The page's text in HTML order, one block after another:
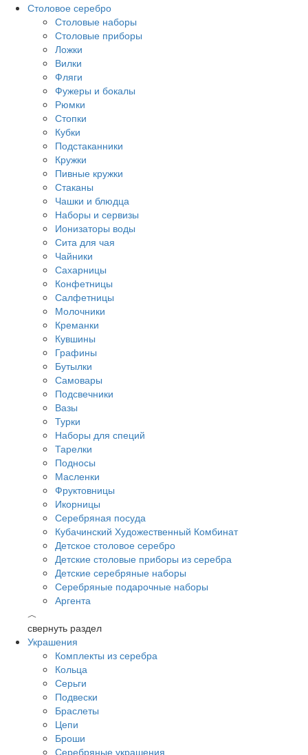
Столовое серебро
Столовые наборы
Столовые приборы
Ложки
Вилки
Фляги
Фужеры и бокалы
Рюмки
Стопки
Кубки
Подстаканники
Кружки
Пивные кружки
Стаканы
Чашки и блюдца
Наборы и сервизы
Ионизаторы воды
Сита для чая
Чайники
Сахарницы
Конфетницы
Салфетницы
Молочники
Креманки
Кувшины
Графины
Бутылки
Самовары
Подсвечники
Вазы
Турки
Наборы для специй
Тарелки
Подносы
Масленки
Фруктовницы
Икорницы
Серебряная посуда
Кубачинский Художественный Комбинат
Детское столовое серебро
Детские столовые приборы из серебра
Детские серебряные наборы
Серебряные подарочные наборы
Аргента
︿
свернуть раздел
Украшения
Комплекты из серебра
Кольца
Серьги
Подвески
Браслеты
Цепи
Броши
Серебряные украшения